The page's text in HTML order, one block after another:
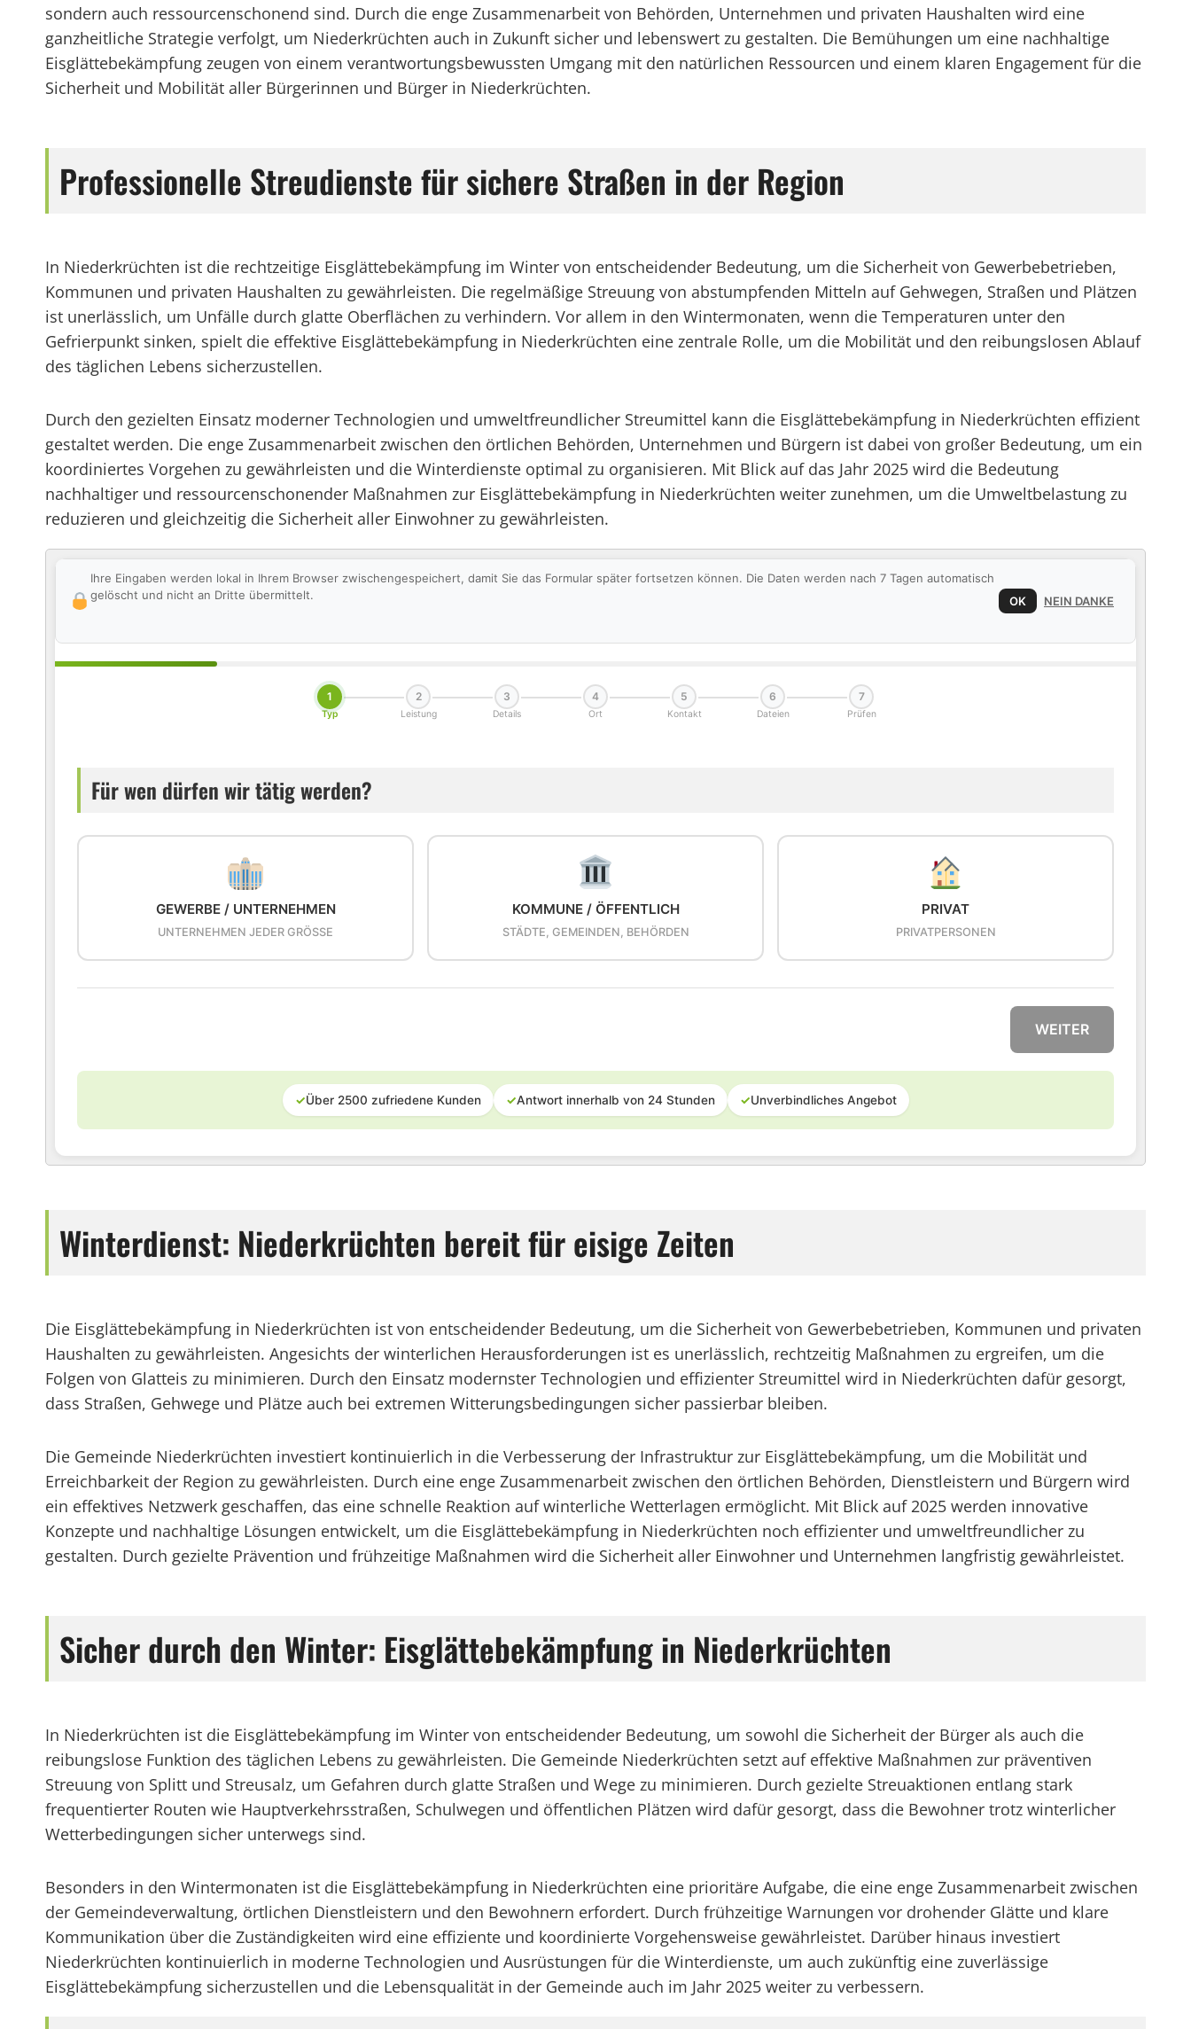
sondern auch ressourcenschonend sind. Durch die enge Zusammenarbeit von Behörden, Unternehmen und privaten Haushalten wird eine
ganzheitliche Strategie verfolgt, um Niederkrüchten auch in Zukunft sicher und lebenswert zu gestalten. Die Bemühungen um eine nachhaltige
Eisglättebekämpfung zeugen von einem verantwortungsbewussten Umgang mit den natürlichen Ressourcen und einem klaren Engagement für die
Sicherheit und Mobilität aller Bürgerinnen und Bürger in Niederkrüchten.
Professionelle Streudienste für sichere Straßen in der Region
In Niederkrüchten ist die rechtzeitige Eisglättebekämpfung im Winter von entscheidender Bedeutung, um die Sicherheit von Gewerbebetrieben,
Kommunen und privaten Haushalten zu gewährleisten. Die regelmäßige Streuung von abstumpfenden Mitteln auf Gehwegen, Straßen und Plätzen
ist unerlässlich, um Unfälle durch glatte Oberflächen zu verhindern. Vor allem in den Wintermonaten, wenn die Temperaturen unter den
Gefrierpunkt sinken, spielt die effektive Eisglättebekämpfung in Niederkrüchten eine zentrale Rolle, um die Mobilität und den reibungslosen Ablauf
des täglichen Lebens sicherzustellen.
Durch den gezielten Einsatz moderner Technologien und umweltfreundlicher Streumittel kann die Eisglättebekämpfung in Niederkrüchten effizient
gestaltet werden. Die enge Zusammenarbeit zwischen den örtlichen Behörden, Unternehmen und Bürgern ist dabei von großer Bedeutung, um ein
koordiniertes Vorgehen zu gewährleisten und die Winterdienste optimal zu organisieren. Mit Blick auf das Jahr 2025 wird die Bedeutung
nachhaltiger und ressourcenschonender Maßnahmen zur Eisglättebekämpfung in Niederkrüchten weiter zunehmen, um die Umweltbelastung zu
reduzieren und gleichzeitig die Sicherheit aller Einwohner zu gewährleisten.
Ihre Eingaben werden lokal in Ihrem Browser zwischengespeichert, damit Sie das Formular später fortsetzen können. Die Daten werden nach 7 Tagen automatisch
gelöscht und nicht an Dritte übermittelt.
OK NEIN DANKE
1
Typ
2
Leistung
3
Details
4
Ort
5
Kontakt
6
Dateien
7
Prüfen
Für wen dürfen wir tätig werden?
GEWERBE / UNTERNEHMEN
UNTERNEHMEN JEDER GRÖSSE
KOMMUNE / ÖFFENTLICH
STÄDTE, GEMEINDEN, BEHÖRDEN
PRIVAT
PRIVATPERSONEN
WEITER
✓Über 2500 zufriedene Kunden ✓Antwort innerhalb von 24 Stunden ✓Unverbindliches Angebot
Winterdienst: Niederkrüchten bereit für eisige Zeiten
Die Eisglättebekämpfung in Niederkrüchten ist von entscheidender Bedeutung, um die Sicherheit von Gewerbebetrieben, Kommunen und privaten
Haushalten zu gewährleisten. Angesichts der winterlichen Herausforderungen ist es unerlässlich, rechtzeitig Maßnahmen zu ergreifen, um die
Folgen von Glatteis zu minimieren. Durch den Einsatz modernster Technologien und effizienter Streumittel wird in Niederkrüchten dafür gesorgt,
dass Straßen, Gehwege und Plätze auch bei extremen Witterungsbedingungen sicher passierbar bleiben.
Die Gemeinde Niederkrüchten investiert kontinuierlich in die Verbesserung der Infrastruktur zur Eisglättebekämpfung, um die Mobilität und
Erreichbarkeit der Region zu gewährleisten. Durch eine enge Zusammenarbeit zwischen den örtlichen Behörden, Dienstleistern und Bürgern wird
ein effektives Netzwerk geschaffen, das eine schnelle Reaktion auf winterliche Wetterlagen ermöglicht. Mit Blick auf 2025 werden innovative
Konzepte und nachhaltige Lösungen entwickelt, um die Eisglättebekämpfung in Niederkrüchten noch effizienter und umweltfreundlicher zu
gestalten. Durch gezielte Prävention und frühzeitige Maßnahmen wird die Sicherheit aller Einwohner und Unternehmen langfristig gewährleistet.
Sicher durch den Winter: Eisglättebekämpfung in Niederkrüchten
In Niederkrüchten ist die Eisglättebekämpfung im Winter von entscheidender Bedeutung, um sowohl die Sicherheit der Bürger als auch die
reibungslose Funktion des täglichen Lebens zu gewährleisten. Die Gemeinde Niederkrüchten setzt auf effektive Maßnahmen zur präventiven
Streuung von Splitt und Streusalz, um Gefahren durch glatte Straßen und Wege zu minimieren. Durch gezielte Streuaktionen entlang stark
frequentierter Routen wie Hauptverkehrsstraßen, Schulwegen und öffentlichen Plätzen wird dafür gesorgt, dass die Bewohner trotz winterlicher
Wetterbedingungen sicher unterwegs sind.
Besonders in den Wintermonaten ist die Eisglättebekämpfung in Niederkrüchten eine prioritäre Aufgabe, die eine enge Zusammenarbeit zwischen
der Gemeindeverwaltung, örtlichen Dienstleistern und den Bewohnern erfordert. Durch frühzeitige Warnungen vor drohender Glätte und klare
Kommunikation über die Zuständigkeiten wird eine effiziente und koordinierte Vorgehensweise gewährleistet. Darüber hinaus investiert
Niederkrüchten kontinuierlich in moderne Technologien und Ausrüstungen für die Winterdienste, um auch zukünftig eine zuverlässige
Eisglättebekämpfung sicherzustellen und die Lebensqualität in der Gemeinde auch im Jahr 2025 weiter zu verbessern.